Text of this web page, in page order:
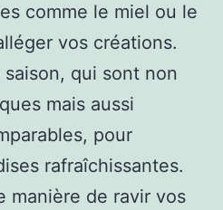
comme le miel ou le
vos créations.
qui sont non
mais aussi
pour
rafraîchissantes.
manière de ravir vos